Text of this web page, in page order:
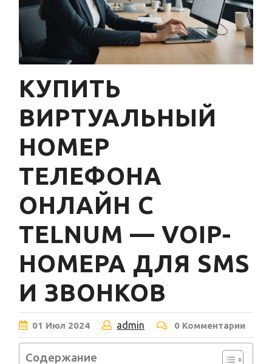
КУПИТЬ
ВИРТУАЛЬНЫЙ
НОМЕР
ТЕЛЕФОНА
ОНЛАЙН С
TELNUM — VOIP-
НОМЕРА ДЛЯ SMS
И ЗВОНКОВ
01 Июл 2024 admin 0 Комментарии
Содержание